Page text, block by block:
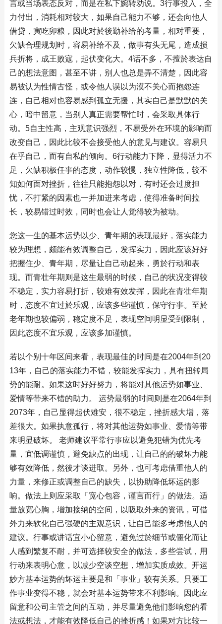
言或当场表态反对，而是在私下婉转劝说。3行事投入，全
力付出，消耗相对较大，如果自己能力不够，还会向他人
借贷，寅吃卯粮，因此对於後勤补给的考量，相对重要，
欠缺合理规划时，容易补给不及，做事有头无尾，造成损
兵折将，成王败寇，起伏变化大。4话不多，不擅於表达自
己的想法意图，甚至不讲，别人也总是弄不清楚，因此容
易被认为性情古怪，或令他人误以为漠不关心而抱怨连
连，自己相对也容易感到孤立无援，其实自己是默默的关
心，暗中留意，当别人真正需要帮忙时，会采取具体行
动。5自主性高，主观意识强烈，不易受外在环境的影响而
改变自己，因此比较不会接受他人的意见与建议。容易只
在乎自己，而有自私的倾向。6行动能力下降，显得活力不
足，欠缺积极任事的态度，动作较慢，独立性降低，较不
知如何面对挫折，往往只能抱怨以对，有时还会过度担
忧，不打紧的因素也一并加进来考虑，使得准备时间拉
长，较易错过时效，同时也会让人觉得较为被动。
您这一生的基本运势以少、青年期的表现最好，落实能力
较为理想，颇能有效调整自己，发挥实力，因此应该好好
把握住少、青年期，尽量让自己动起来，勇於行动和表
现。而青壮年期则是这生最弱的时候，自己的状况变得较
不稳定，实力容易打折，较难有效发挥，因此在青壮年期
时，态度不宜过於乐观，应该多些谨慎，保守行事。至於
老年期也较偏弱，稳定度不足，表现空间明显受到限制，
因此态度不宜乐观，应该多加谨慎。
若以个别十年区间来看，表现最佳的时间是在2004年到20
13年，自己的落实能力不错，较能发挥实力，具有扭转局
势的能耐。如果这时好好努力，将能对其他运势如事业、
爱情等带来不错的助力。 运势最弱的时间则是在2064年到
2073年，自己显得起伏难安，很不稳定，挫折感大增，落
差很大。如果执意孤行，将对其他运势如事业、爱情等带
来明显破坏。 老师建议平常行事应以避免犯错为优先考
量，宜低调谨慎，避免缺点的出现，让自己的的破坏力能
够有效降低，然後才谈进取。另外，也可考虑借重他人的
力量，来修正或调整自己的缺失，以协助降低坏运的影
响。做法上则应采取「宽心包容，谨言而行」的做法。适
量放宽心胸，增加接纳的空间，以吸取外来的资讯，可借
外力来软化自己强硬的主观意识，让自己能多考虑他人的
建议。行事或讲话宜小心留意，避免过於细节或僵化而让
人感到繁复不耐，并可选择较安全的做法，多些尝试，用
行动来表明心意，以减少空谈空想，增加实质成效。开运
妙方基本运势的坏运主要是和「事业」较有关系。只要工
作事业变得不稳，就会对基本运势带来不利影响。因此应
留意和公司主管之间的互动，并尽量避免他们影响您的看
法或想法，才能有效降低自己的挫折感！如果对方比较一